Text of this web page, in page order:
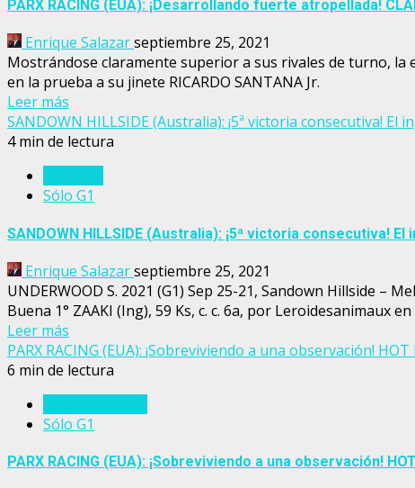
PARX RACING (EUA): ¡Desarrollando fuerte atropellada!
Enrique Salazarseptiembre 25, 2021
Mostrándose claramente superior a sus rivales de turno, la
en la prueba a su jinete RICARDO SANTANA Jr.
Leer más
SANDOWN HILLSIDE (Australia): ¡5ª victoria consecutiva!
4 min de lectura
Sólo G1
SANDOWN HILLSIDE (Australia): ¡5ª victoria consecutiva!
Enrique Salazarseptiembre 25, 2021
UNDERWOOD S. 2021 (G1) Sep 25-21, Sandown Hillside –
Buena 1° ZAAKI (Ing), 59 Ks, c. c. 6a, por Leroidesanimaux en
Leer más
PARX RACING (EUA): ¡Sobreviviendo a una observación!
6 min de lectura
Sólo G1
PARX RACING (EUA): ¡Sobreviviendo a una observación!